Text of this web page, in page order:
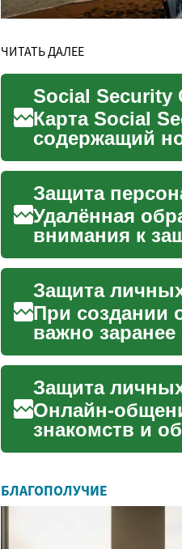
ЧИТАТЬ ДАЛЕЕ
Карта Social
содержащий
часто
Удалённая
внимания к
настройки
При создании
важно
можно
Онлайн-
знакомств и
риски утечки
БЛАГОПОЛУЧИЕ